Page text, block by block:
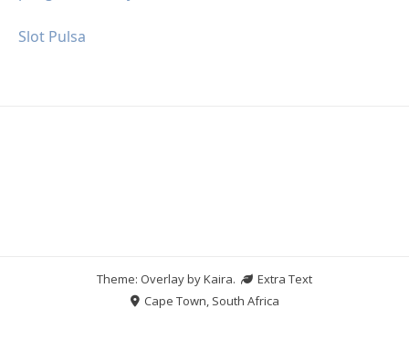
Slot Pulsa
Theme: Overlay byKaira.
Extra Text
Cape Town, South Africa